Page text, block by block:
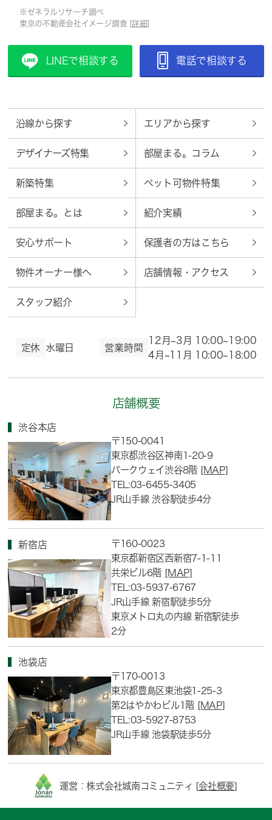
※ゼネラルリサーチ調べ
東京の不動産会社イメージ調査 [ 詳細
LINEで相談する 電話で相談する
沿線から探す エリアから探す
デザイナーズ特集 部屋まる。コラム
新築特集 ペット可物件特集
部屋まる。とは 紹介実績
安心サポート 保護者の方はこちら
物件オーナー様へ 店舗情報・アクセス
スタッフ紹介
定休 水曜日 営業時間
12月~3月 10:00~19:00
4月~11月 10:00~18:00
店舗概要
渋谷本店
〒150-0041
東京都渋谷区神南1-20-9
パークウェイ渋谷8階 [MAP]
TEL:03-6455-3405
JR山手線 渋谷駅徒歩4分
新宿店
〒160-0023
東京都新宿区西新宿7-1-11
共栄ビル6階 [MAP]
TEL:03-5937-6767
JR山手線 新宿駅徒歩5分
東京メトロ丸の内線 新宿駅徒歩
2分
池袋店
〒170-0013
東京都豊島区東池袋1-25-3
第2はやかわビル1階 [MAP]
TEL:03-5927-8753
JR山手線 池袋駅徒歩5分
運営：株式会社城南コミュニティ [会社概要]